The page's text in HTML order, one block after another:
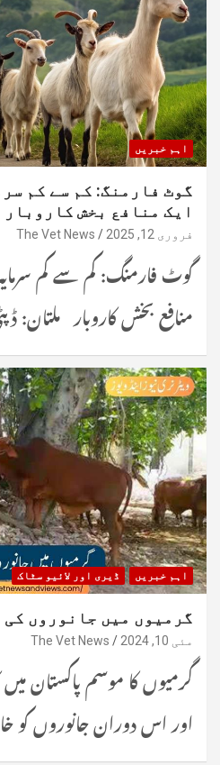
اہم خبریں
گوٹ فارمنگ: کم سے کم
ایک منافع بخش کاروبار
فروری 12, 2025 The Vet News
گوٹ فارمنگ: کم سے کم
منافع بخش کاروبار ملتان:
اہم خبریں ڈیری اور لائیو سٹاک
گرمیوں میں جانوروں کی
مئی 10, 2024 The Vet News
گرمیوں کا موسم پاکستان
اور اس دوران جانوروں